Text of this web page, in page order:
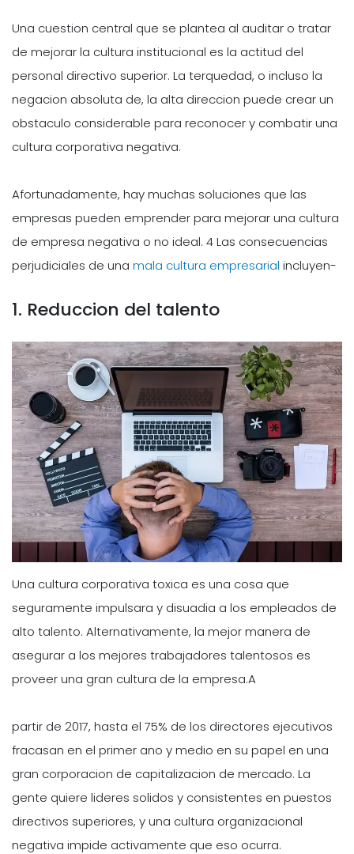
Una cuestion central que se plantea al auditar o tratar
de mejorar la cultura institucional es la actitud del
personal directivo superior. La terquedad, o incluso la
negacion absoluta de, la alta direccion puede crear un
obstaculo considerable para reconocer y combatir una
cultura corporativa negativa.
Afortunadamente, hay muchas soluciones que las
empresas pueden emprender para mejorar una cultura
de empresa negativa o no ideal. 4 Las consecuencias
perjudiciales de una mala cultura empresarial incluyen-
1. Reduccion del talento
Una cultura corporativa toxica es una cosa que
seguramente impulsara y disuadia a los empleados de
alto talento. Alternativamente, la mejor manera de
asegurar a los mejores trabajadores talentosos es
proveer una gran cultura de la empresa.A
partir de 2017, hasta el 75% de los directores ejecutivos
fracasan en el primer ano y medio en su papel en una
gran corporacion de capitalizacion de mercado. La
gente quiere lideres solidos y consistentes en puestos
directivos superiores, y una cultura organizacional
negativa impide activamente que eso ocurra.